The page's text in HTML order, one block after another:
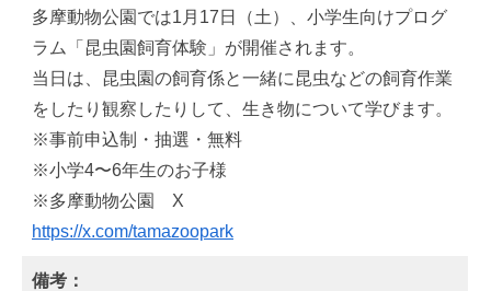
多摩動物公園では1月17日（土）、小学生向けプログ
ラム「昆虫園飼育体験」が開催されます。
当日は、昆虫園の飼育係と一緒に昆虫などの飼育作業
をしたり観察したりして、生き物について学びます。
※事前申込制・抽選・無料
※小学4〜6年生のお子様
※多摩動物公園 X
https://x.com/tamazoopark
備考：